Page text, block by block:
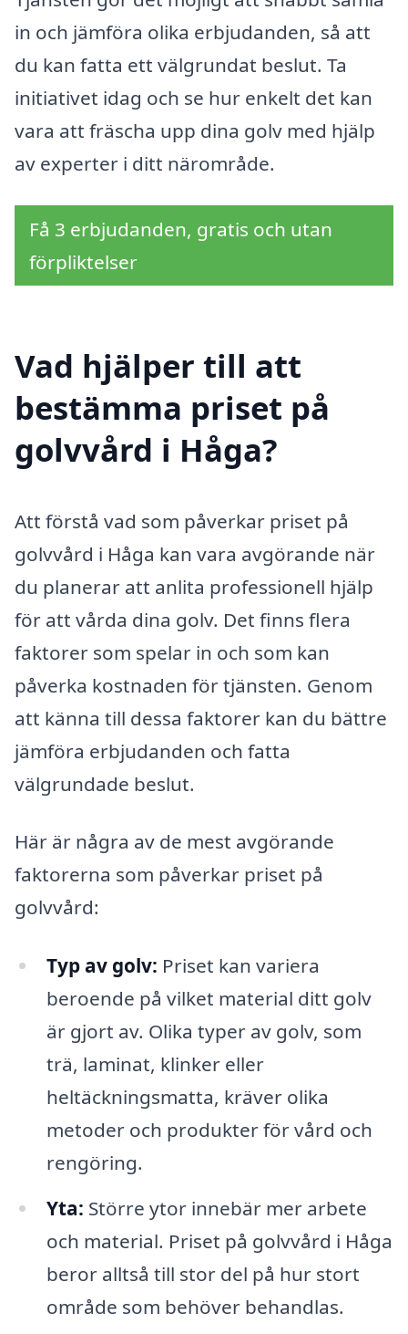
in och jämföra olika erbjudanden, så att
du kan fatta ett välgrundat beslut. Ta
initiativet idag och se hur enkelt det kan
vara att fräscha upp dina golv med hjälp
av experter i ditt närområde.
Få 3 erbjudanden, gratis och utan
förpliktelser
Vad hjälper till att
bestämma priset på
golvvård i Håga?
Att förstå vad som påverkar priset på
golvvård i Håga kan vara avgörande när
du planerar att anlita professionell hjälp
för att vårda dina golv. Det finns flera
faktorer som spelar in och som kan
påverka kostnaden för tjänsten. Genom
att känna till dessa faktorer kan du bättre
jämföra erbjudanden och fatta
välgrundade beslut.
Här är några av de mest avgörande
faktorerna som påverkar priset på
golvvård:
Typ av golv: Priset kan variera
beroende på vilket material ditt golv
är gjort av. Olika typer av golv, som
trä, laminat, klinker eller
heltäckningsmatta, kräver olika
metoder och produkter för vård och
rengöring.
Yta: Större ytor innebär mer arbete
och material. Priset på golvvård i Håga
beror alltså till stor del på hur stort
område som behöver behandlas.